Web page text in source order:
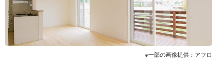
一部の画像提供：アフロ